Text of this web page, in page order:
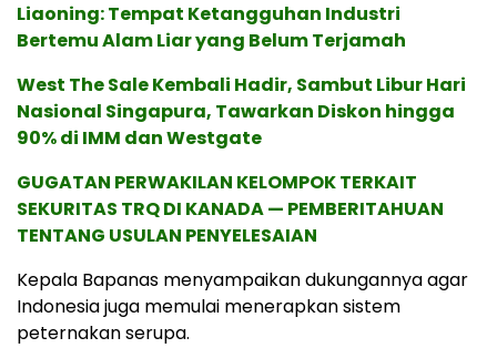
Liaoning: Tempat Ketangguhan Industri
Bertemu Alam Liar yang Belum Terjamah
West The Sale Kembali Hadir, Sambut Libur Hari
Nasional Singapura, Tawarkan Diskon hingga
90% di IMM dan Westgate
GUGATAN PERWAKILAN KELOMPOK TERKAIT
SEKURITAS TRQ DI KANADA — PEMBERITAHUAN
TENTANG USULAN PENYELESAIAN
Kepala Bapanas menyampaikan dukungannya agar
Indonesia juga memulai menerapkan sistem
peternakan serupa.